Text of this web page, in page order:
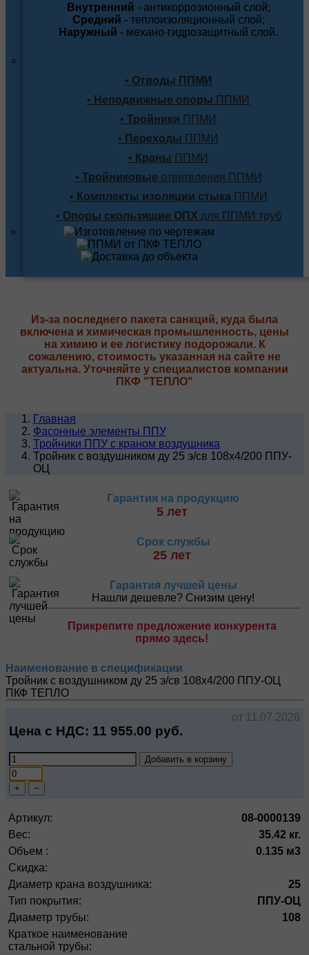
Внутренний - антикоррозионный слой;
Средний - теплоизоляционный слой;
Наружный - механо-гидрозащитный слой.
• Отводы ППМИ
• Неподвижные опоры ППМИ
• Тройники ППМИ
• Переходы ППМИ
• Краны ППМИ
• Тройниковые ответвления ППМИ
• Комплекты изоляции стыкаППМИ
• Опоры скользящие ОПХ для ППМИ труб
Из-за последнего пакета санкций, куда была
включена и химическая промышленность, цены
на химию и ее логистику подорожали. К
сожалению, стоимость указанная на сайте не
актуальна. Уточняйте у специалистов компании
ПКФ "ТЕПЛО"
Главная
Фасонные элементы ППУ
Тройники ППУ с краном воздушника
Тройник с воздушником ду 25 э/св 108х4/200 ППУ-
ОЦ
Гарантия на продукцию
5 лет
Срок службы
25 лет
Гарантия лучшей цены
Нашли дешевле? Снизим цену!
Прикрепите предложение конкурента
прямо здесь!
Наименование в спецификации
Тройник с воздушником ду 25 э/св 108х4/200 ППУ-ОЦ
ПКФ ТЕПЛО
от 11.07.2026
Цена с НДС: 11 955.00 руб.
Добавить в корзину
+ −
Артикул:
08-0000139
Вес:
35.42 кг.
Объем :
0.135 м3
Скидка:
Диаметр крана воздушника:
25
Тип покрытия:
ППУ-ОЦ
Диаметр трубы:
108
Краткое наименование
стальной трубы: